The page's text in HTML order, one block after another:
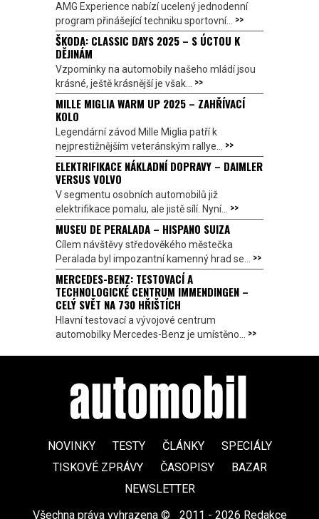
AMG Experience nabízí ucelený jednodenní
program přinášející techniku sportovní... >>
ŠKODA: CLASSIC DAYS 2025 – S ÚCTOU K
DĚJINÁM
Vzpomínky na automobily našeho mládí jsou
krásné, ještě krásnější je však... >>
MILLE MIGLIA WARM UP 2025 – ZAHŘÍVACÍ
KOLO
Legendární závod Mille Miglia patří k
nejprestižnějším veteránským rallye... >>
ELEKTRIFIKACE NÁKLADNÍ DOPRAVY – DAIMLER
VERSUS VOLVO
V segmentu osobních automobilů již
elektrifikace pomalu, ale jistě sílí. Nyní... >>
MUSEU DE PERALADA – HISPANO SUIZA
Cílem návštěvy středověkého městečka
Peralada byl impozantní kamenný hrad se... >>
MERCEDES-BENZ: TESTOVACÍ A
TECHNOLOGICKÉ CENTRUM IMMENDINGEN –
CELÝ SVĚT NA 730 HŘIŠTÍCH
Hlavní testovací a vývojové centrum
automobilky Mercedes-Benz je umístěno... >>
NOVINKY TESTY ČLÁNKY
SPECIÁLY
TISKOVÉ ZPRÁVY
ČASOPISY
BAZAR
NEWSLETTER
Všechna práva vyhrazena ©
2011 - 2026 Redakce